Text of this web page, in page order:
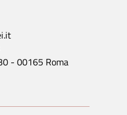
- 00165 Roma